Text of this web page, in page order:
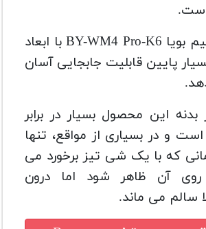
میکروفن بی‌سیم بویا BY-WM4 Pro-K6 با ابعاد
پایین قابلیت جابجایی آسان
این محصول بسیار در برابر
و در بسیاری از مواقع، تنها
که با یک شی تیز برخورد می
آن ظاهر شود اما درون
سالم می ماند.